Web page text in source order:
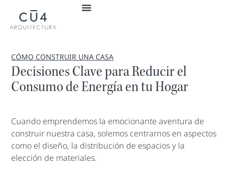
CÓMO CONSTRUIR UNA CASA
Decisiones Clave para Reducir el
Consumo de Energía en tu Hogar
Cuando emprendemos la emocionante aventura de
construir nuestra casa, solemos centrarnos en aspectos
como el diseño, la distribución de espacios y la
elección de materiales.